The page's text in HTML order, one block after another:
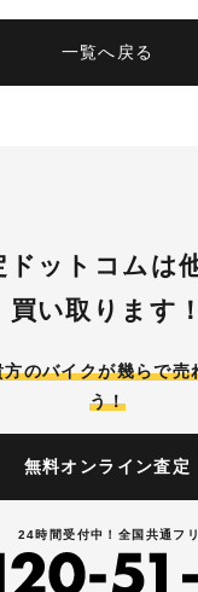
一覧へ戻る
ットコムは
買い取ります！
のバイクが幾らで売
う！
無料オンライン査定
24時間受付中！全国共通フ